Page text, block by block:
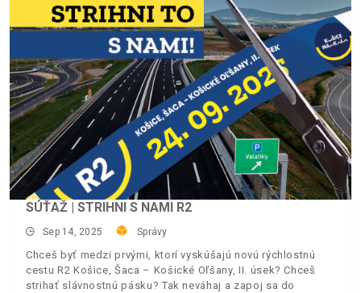
SÚŤAŽ | STRIHNI S NAMI R2
Sep 14, 2025 Správy
Chceš byť medzi prvými, ktorí vyskúšajú novú rýchlostnú
cestu R2 Košice, Šaca – Košické Oľšany, II. úsek? Chceš
strihať slávnostnú pásku? Tak neváhaj a zapoj sa do